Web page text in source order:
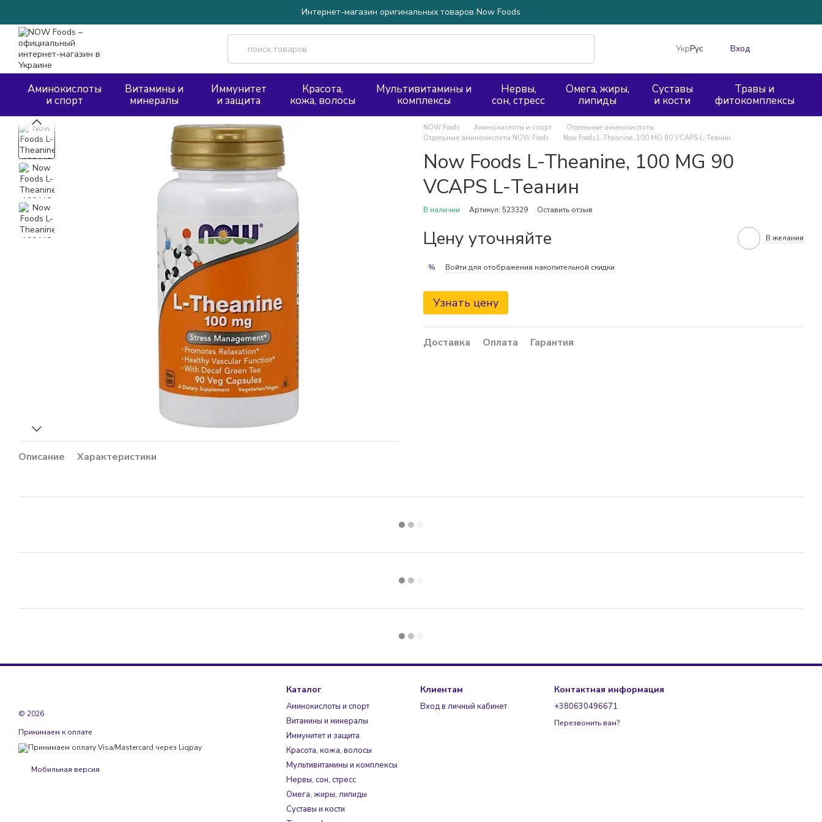
Интернет-магазин оригинальных товаров Now Foods
УкрРус Вход
Аминокислоты
и спорт
Витамины и
минералы
Иммунитет
и защита
Красота,
кожа, волосы
Мультивитамины и
комплексы
Нервы,
сон, стресс
Омега, жиры,
липиды
Суставы
и кости
Травы и
фитокомплексы
Описание Характеристики
NOW Foods Аминокислоты и спорт
Отдельные аминокислоты
Отдельные аминокислоты NOW Foods
Now Foods L-Theanine, 100 MG 90 VCAPS L-Теанин
Now Foods L-Theanine, 100 MG 90
VCAPS L-Теанин
В наличии Артикул: 523329 Оставить отзыв
Цену уточняйте В желания
% Войти для отображения накопительной скидки
Узнать цену
Доставка Оплата Гарантия
© 2026
Принимаем к оплате
Мобильная версия
Каталог
Аминокислоты и спорт
Витамины и минералы
Иммунитет и защита
Красота, кожа, волосы
Мультивитамины и комплексы
Нервы, сон, стресс
Омега, жиры, липиды
Суставы и кости
Клиентам
Вход в личный кабинет
Контактная информация
+380630496671
Перезвонить вам?